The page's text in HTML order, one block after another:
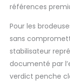
références
Pour les
sans
stabilisateur
documenté par
verdict penche